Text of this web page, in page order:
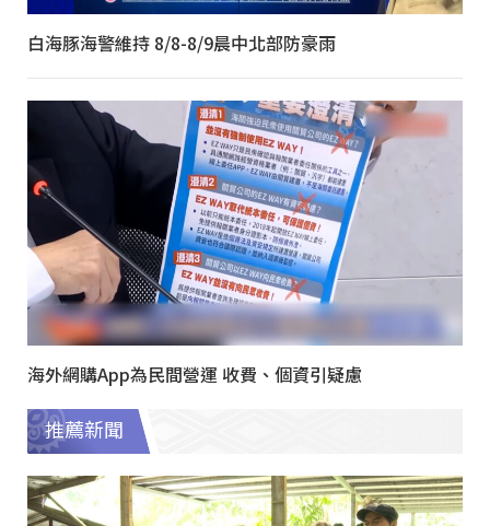
白海豚海警維持 8/8-8/9晨中北部防豪雨
海外網購App為民間營運 收費、個資引疑慮
推薦新聞